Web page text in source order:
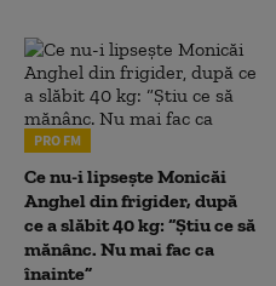
PRO FM
Ce nu-i lipsește Monicăi
Anghel din frigider, după
ce a slăbit 40 kg: “Știu ce să
mănânc. Nu mai fac ca
înainte”